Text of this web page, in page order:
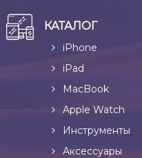
КАТАЛОГ
iPhone
iPad
MacBook
Apple Watch
Инструменты
Аксессуары